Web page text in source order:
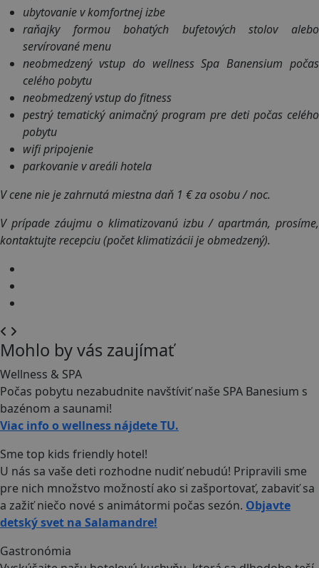
ubytovanie v komfortnej izbe
raňajky formou bohatých bufetových stolov alebo
servírované menu
neobmedzený vstup do wellness Spa Banensium počas
celého pobytu
neobmedzený vstup do fitness
pestrý tematický animačný program pre deti počas celého
pobytu
wifi pripojenie
parkovanie v areáli hotela
V cene nie je zahrnutá miestna daň 1 € za osobu / noc.
V prípade záujmu o klimatizovanú izbu / apartmán, prosíme,
kontaktujte recepciu (počet klimatizácii je obmedzený).
Mohlo by vás zaujímať
Wellness & SPA
Počas pobytu nezabudnite navštíviť naše SPA Banesium s
bazénom a saunami!
Viac info o wellness nájdete TU.
Sme top kids friendly hotel!
U nás sa vaše deti rozhodne nudiť nebudú! Pripravili sme
pre nich množstvo možností ako si zašportovať, zabaviť sa
a zažiť niečo nové s animátormi počas sezón. Objavte
detský svet na Salamandre!
Gastronómia